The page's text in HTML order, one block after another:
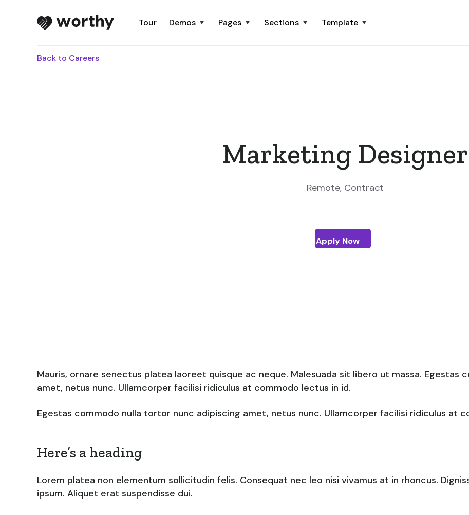
Tour Demos Pages Sections Template
Back to Careers
Marketing Designer
Remote, Contract
Apply Now
Mauris, ornare senectus platea laoreet quisque ac neque. Malesuada sit libero ut massa. Egestas
amet, netus nunc. Ullamcorper facilisi ridiculus at commodo lectus in id.
Egestas commodo nulla tortor nunc adipiscing amet, netus nunc. Ullamcorper facilisi ridiculus at
Here’s a heading
Lorem platea non elementum sollicitudin felis. Consequat nec leo nisi vivamus at in rhoncus.
ipsum. Aliquet erat suspendisse dui.